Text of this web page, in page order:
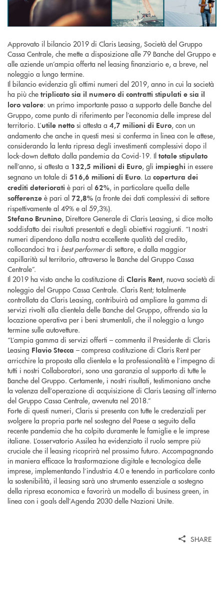
Approvato il bilancio 2019 di Claris Leasing, Società del Gruppo
Cassa Centrale, che mette a disposizione alle 79 Banche del Gruppo e
alle aziende un’ampia offerta nel leasing finanziario e, a breve, nel
noleggio a lungo termine.
Il bilancio evidenzia gli ottimi numeri del 2019, anno in cui la società
ha più che triplicato sia il numero di contratti stipulati e sia il
loro valore: un primo importante passo a supporto delle Banche del
Gruppo, come punto di riferimento per l’economia delle imprese del
territorio. L’utile netto si attesta a 4,7 milioni di Euro, con un
andamento che anche in questi mesi si conferma in linea con le attese,
considerando la lenta ripresa degli investimenti complessivi dopo il
lock-down dettato dalla pandemia da Covid-19. Il totale stipulato
nell’anno, si attesta a 132,5 milioni di Euro, gli impieghi in essere
segnano un totale di 516,6 milioni di Euro. La copertura dei
crediti deteriorati è pari al 62%, in particolare quella delle
sofferenze è pari al 72,8% (a fronte dei dati complessivi di settore
rispettivamente al 49% e al 59,3%).
Stefano Brunino, Direttore Generale di Claris Leasing, si dice molto
soddisfatto dei risultati presentati e degli obiettivi raggiunti. “I nostri
numeri dipendono dalla nostra eccellente qualità del credito,
collocandoci tra i best performerdi settore, e dalla maggior
capillarità sul territorio, attraverso le Banche del Gruppo Cassa
Centrale”.
Il 2019 ha visto anche la costituzione di Claris Rent, nuova società di
noleggio del Gruppo Cassa Centrale. Claris Rent; totalmente
controllata da Claris Leasing, contribuirà ad ampliare la gamma di
servizi rivolti alla clientela delle Banche del Gruppo, offrendo sia la
locazione operativa per i beni strumentali, che il noleggio a lungo
termine sulle autovetture.
“L’ampia gamma di servizi offerti – commenta il Presidente di Claris
Leasing Flavio Stecca – compresa costituzione di Claris Rent per
arricchire la proposta alla clientela e la professionalità e l’impegno di
tutti i nostri Collaboratori, sono una garanzia al supporto di tutte le
Banche del Gruppo. Certamente, i nostri risultati, testimoniano anche
la valenza dell’operazione di acquisizione di Claris Leasing all’interno
del Gruppo Cassa Centrale, avvenuta nel 2018.”
Forte di questi numeri, Claris si presenta con tutte le credenziali per
svolgere la propria parte nel sostegno del Paese a seguito della
recente pandemia che ha colpito duramente le famiglie e le imprese
italiane. L’osservatorio Assilea ha evidenziato il ruolo sempre più
cruciale che il leasing ricoprirà nel prossimo futuro. Accompagnando
in maniera efficace la trasformazione digitale e tecnologica delle
imprese, implementando l’industria 4.0 e tenendo in particolare conto
la sostenibilità, il leasing sarà uno strumento essenziale a sostegno
della ripresa economica e favorirà un modello di business green, in
linea con i goals dell’Agenda 2030 delle Nazioni Unite.
SHARE